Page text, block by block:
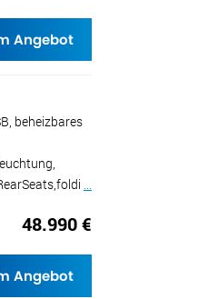
Angebot
beheizbares
...
48.990 €
Angebot